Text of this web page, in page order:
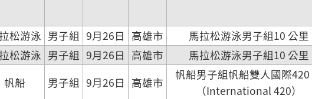
松游泳 男子組 9月26日 高雄市
馬拉松游泳男子組10 公里
松游泳 男子組 9月26日 高雄市
馬拉松游泳男子組10 公里
帆船 男子組 9月26日 高雄市
帆船男子組帆船雙人國際420
（International 420）